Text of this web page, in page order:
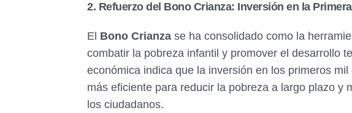
2. Refuerzo del Bono Crianza: Inversión en la
El Bono Crianza se ha consolidado como la
combatir la pobreza infantil y promover el desarrollo
económica indica que la inversión en los primeros
más eficiente para reducir la pobreza a largo plazo y
los ciudadanos.